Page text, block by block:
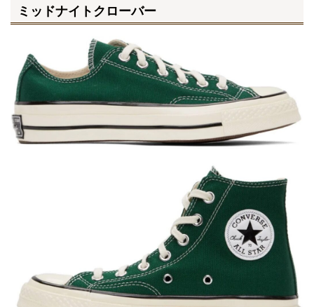
ミッドナイトクローバー